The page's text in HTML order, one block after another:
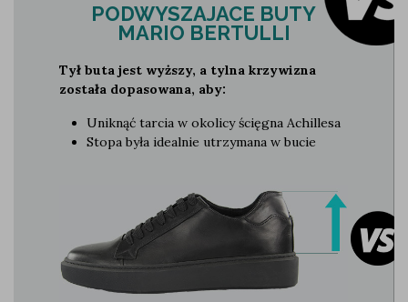
PODWYSZAJACE BUTY
MARIO BERTULLI
Tył buta jest wyższy, a tylna krzywizna
została dopasowana, aby:
Uniknąć tarcia w okolicy ścięgna Achillesa
Stopa była idealnie utrzymana w bucie